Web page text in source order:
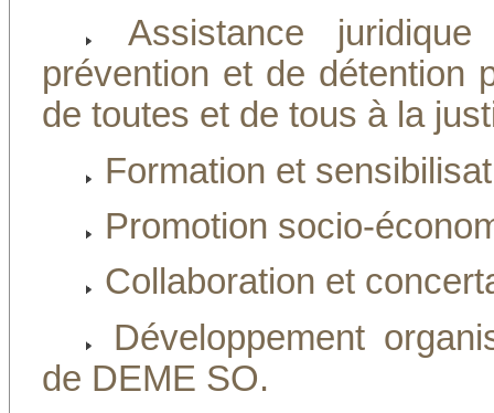
Assistance
prévention et de détention
de toutes et de tous à la
Formation et
Promotion socio-
Collaboration et
Développement
de DEME SO.